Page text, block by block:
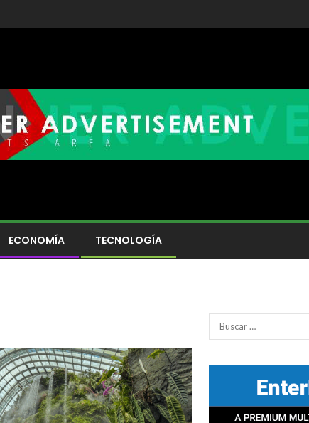
ECONOMÍA TECNOLOGÍA